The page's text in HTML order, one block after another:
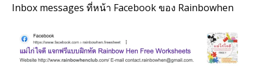
Inbox messages ที่หน้า Facebook ของ Rainbowhen